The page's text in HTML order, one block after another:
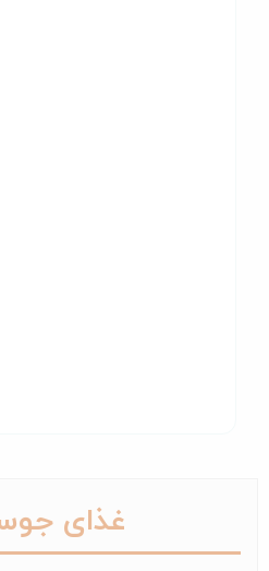
غذای